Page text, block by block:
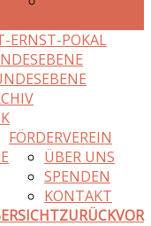
ERNST-POKAL
FÖRDERVEREIN
ÜBER UNS
SPENDEN
KONTAKT
ZURÜCKVOR